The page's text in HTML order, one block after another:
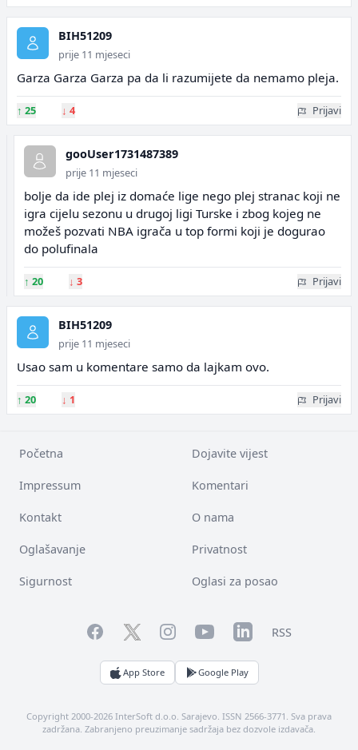
BIH51209
prije 11 mjeseci
Garza Garza Garza pa da li razumijete da nemamo pleja.
↑ 25 ↓ 4 Prijavi
gooUser1731487389
prije 11 mjeseci
bolje da ide plej iz domaće lige nego plej stranac koji ne
igra cijelu sezonu u drugoj ligi Turske i zbog kojeg ne
možeš pozvati NBA igrača u top formi koji je dogurao
do polufinala
↑ 20 ↓ 3 Prijavi
BIH51209
prije 11 mjeseci
Usao sam u komentare samo da lajkam ovo.
↑ 20 ↓ 1 Prijavi
Početna Dojavite vijest
Impressum Komentari
Kontakt O nama
Oglašavanje Privatnost
Sigurnost Oglasi za posao
FacebookTwitterInstagramYouTubeLinkedInRSS
App Store Google Play
Copyright 2000-2026 InterSoft d.o.o. Sarajevo. ISSN 2566-3771. Sva prava
zadržana. Zabranjeno preuzimanje sadržaja bez dozvole izdavača.